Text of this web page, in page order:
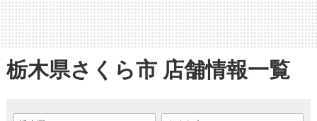
栃木県さくら市 店舗情報一覧